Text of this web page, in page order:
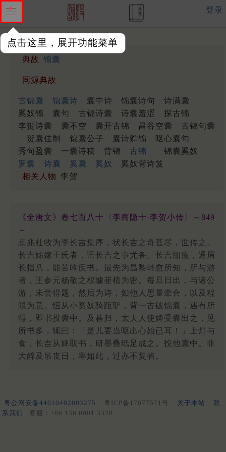
点击这里，展开功能菜单
登录
典故 锦囊
同源典故
古锦囊 锦囊诗 囊中诗 锦囊诗句
诗满囊
奚奴锦
囊句 古锦诗囊 诗囊羞涩
探古锦
李贺诗囊
囊不空 囊开古锦 昌谷空囊
古锦句囊
贺囊佳制
锦囊公子 囊诗贮锦
呕心囊句
秀句盈囊
一囊诗稿 背锦 古锦
锦囊奚奴
罗囊
诗囊 奚囊 奚奴
奚奴背诗笈
相关人物
李贺
《全唐文》卷七百八十〈李商隐十·李贺小传〉～849
～
京兆杜牧为李长吉集序，状长吉之奇甚尽，世传之。
长吉姊嫁王氏者，语长吉之事尤备。长吉细瘦，通眉
长指爪，能苦吟疾书。最先为昌黎韩愈所知，所与游
者，王参元杨敬之权璩崔植为密。每旦日出，与诸公
游，未尝得题，然后为诗，如他人思量牵合，以及程
限为意。恒从小奚奴骑距驴，背一古破锦囊，遇有所
得，即书投囊中。及暮归，太夫人使婢受囊出之，见
所书多，辄曰：「是儿要当呕出心始已耳！」上灯与
食，长吉从婢取书，研墨叠纸足成之。投他囊中。非
大醉及吊丧日，率如此，过亦不复省。
粤公网安备44010402003275 粤ICP备17077571号 关于本站
联
系我们
客服：+86 136 0901 3320